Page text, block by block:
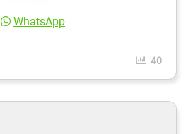
WhatsApp
40